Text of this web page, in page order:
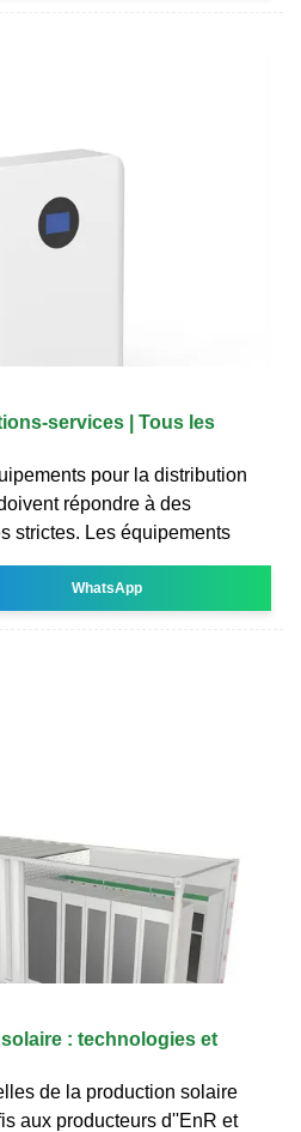
services | Tous les
pour la distribution
répondre à des
strictes. Les équipements
WhatsApp
: technologies et
de la production solaire
aux producteurs d''EnR et